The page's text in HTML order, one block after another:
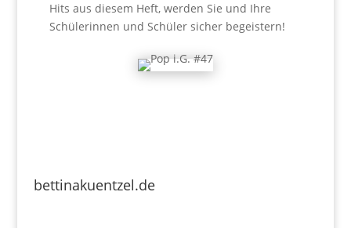
Hits aus diesem Heft, werden Sie und Ihre
Schülerinnen und Schüler sicher begeistern!
bettinakuentzel.de